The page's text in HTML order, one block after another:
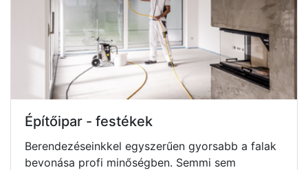
Építőipar - festékek
Berendezéseinkkel egyszerűen gyorsabb a falak
bevonása profi minőségben. Semmi sem